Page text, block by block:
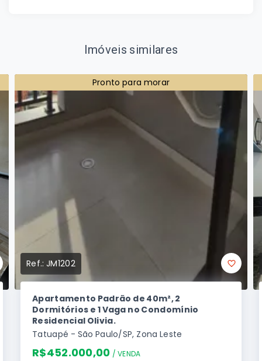
Imóveis similares
Pronto para morar
Ref.:JM1202
Apartamento Padrão de 40m², 2
Dormitórios e 1 Vaga no Condomínio
Residencial Olivia.
Tatuapé - São Paulo/SP, Zona Leste
R$452.000,00 / VENDA